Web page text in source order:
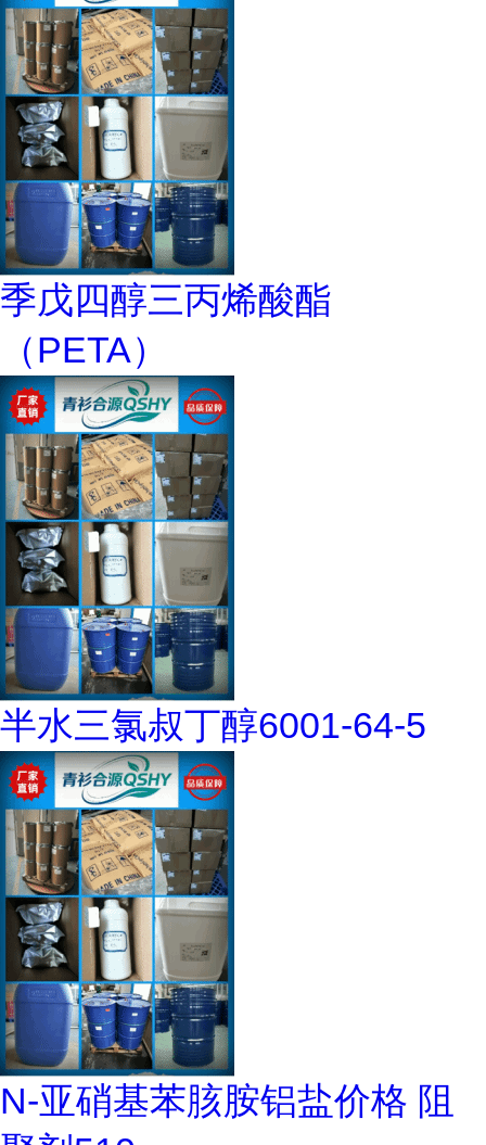
季戊四醇三丙烯酸酯
（PETA）
半水三氯叔丁醇6001-64-5
N-亚硝基苯胲胺铝盐价格 阻